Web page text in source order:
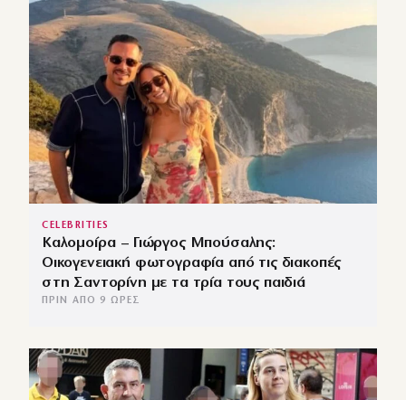
CELEBRITIES
Καλομοίρα – Γιώργος Μπούσαλης:
Οικογενειακή φωτογραφία από τις διακοπές
στη Σαντορίνη με τα τρία τους παιδιά
ΠΡΙΝ ΑΠΌ 9 ΏΡΕΣ